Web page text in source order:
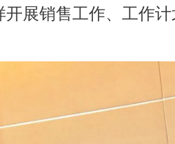
开展销售工作、工作